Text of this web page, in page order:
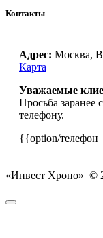
Контакты
Адрес: Москва,
Карта
Уважаемые
Просьба заранее
телефону.
{{option/
«Инвест Хроно» ©